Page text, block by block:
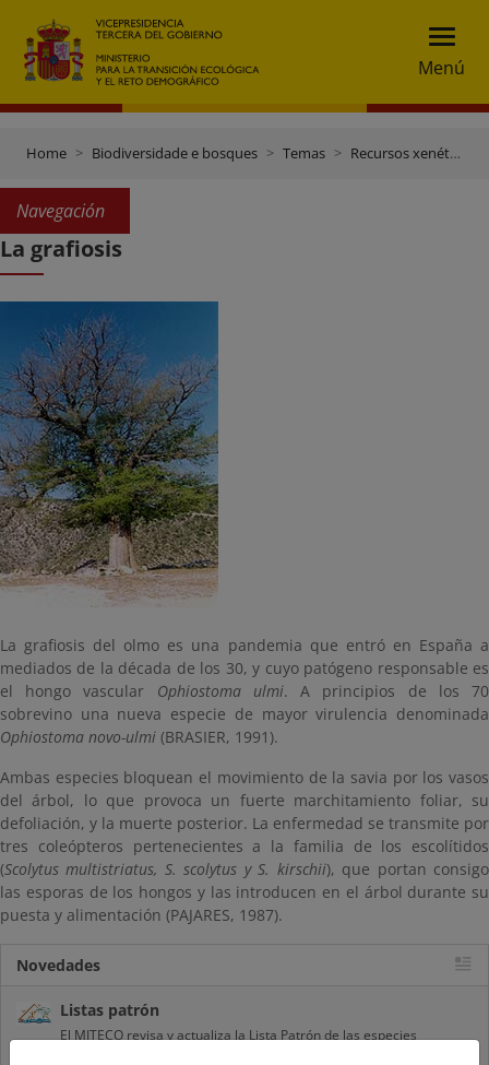
Menú
Home Biodiversidade e bosques Temas Recursos xenéticos e control do comercio
Navegación
La grafiosis
La grafiosis del olmo es una pandemia que entró en España a
mediados de la década de los 30, y cuyo patógeno responsable es
el hongo vascular Ophiostoma ulmi. A principios de los 70
sobrevino una nueva especie de mayor virulencia denominada
Ophiostoma novo-ulmi (BRASIER, 1991).
Ambas especies bloquean el movimiento de la savia por los vasos
del árbol, lo que provoca un fuerte marchitamiento foliar, su
defoliación, y la muerte posterior. La enfermedad se transmite por
tres coleópteros pertenecientes a la familia de los escolítidos
(Scolytus multistriatus, S. scolytus y S. kirschii), que portan consigo
las esporas de los hongos y las introducen en el árbol durante su
puesta y alimentación (PAJARES, 1987).
Novedades
Listas patrón
El MITECO revisa y actualiza la Lista Patrón de las especies